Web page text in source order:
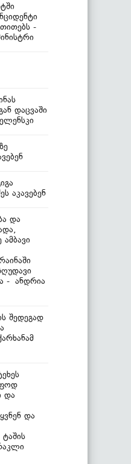
-
დაცვაში
აკავებენ
და
- ანდრია
შედეგად
და
და